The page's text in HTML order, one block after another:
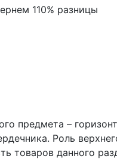
110% разницы
предмета –
Роль
товаров данного